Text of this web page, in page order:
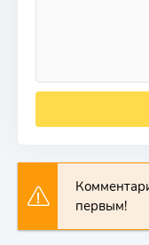
первым!